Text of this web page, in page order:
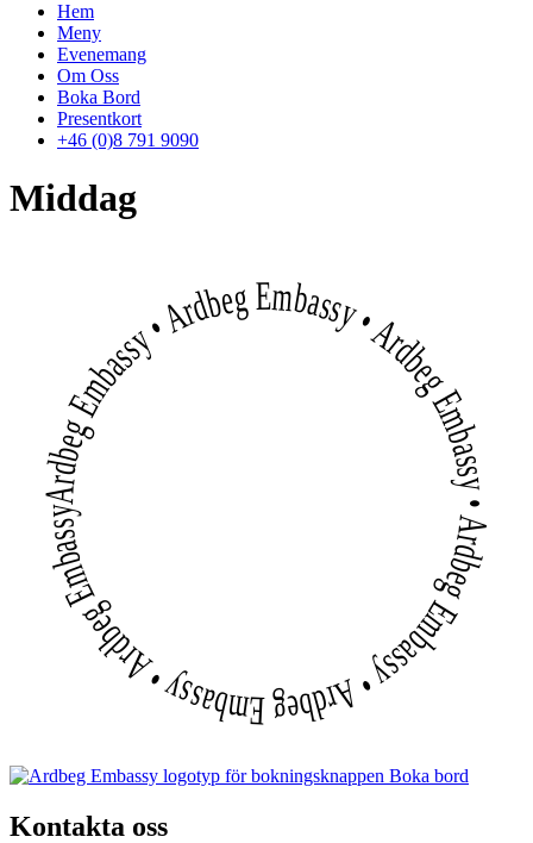
Hem
Meny
Evenemang
Om Oss
Boka Bord
Presentkort
+46 (0)8 791 9090
Middag
Ardbeg Embassy • Ardbeg Embassy • Ardbeg Embassy • Ardbeg Embassy • Ardbeg Embassy • Ardbeg Embassy
Boka bord
Kontakta oss